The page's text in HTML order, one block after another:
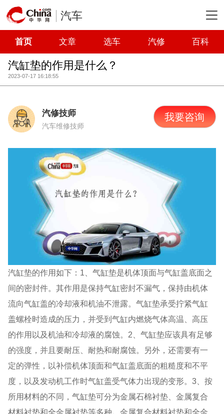
汽车
首页 文章 选车 汽修 百科
汽缸垫的作用是什么？
2023-07-17 16:18:55
汽修技师
汽车维修技师
我要咨询
汽缸垫的作用如下：1、气缸垫是机体顶面与气缸盖底面之
间的密封件。其作用是保持气缸密封不漏气，保持由机体
流向气缸盖的冷却液和机油不泄露。气缸垫承受拧紧气缸
盖螺栓时造成的压力，并受到气缸内燃烧气体高温、高压
的作用以及机油和冷却液的腐蚀。2、气缸垫应该具有足够
的强度，并且要耐压、耐热和耐腐蚀。另外，还需要有一
定的弹性，以补偿机体顶面和气缸盖底面的粗糙度和不平
度，以及发动机工作时气缸盖受气体力出现的变形。3、按
所用材料的不同，气缸垫可分为金属石棉衬垫、金属复合
材料衬垫和全金属衬垫等多种。金属复合材料衬垫和全金